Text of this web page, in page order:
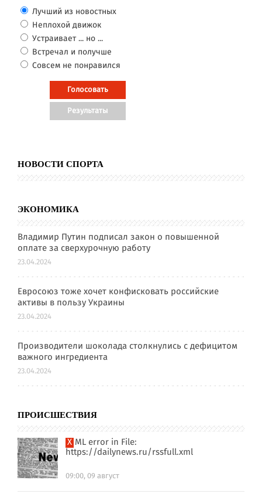
Лучший из новостных
Неплохой движок
Устраивает ... но ...
Встречал и получше
Совсем не понравился
НОВОСТИ СПОРТА
ЭКОНОМИКА
Владимир Путин подписал закон о повышенной
оплате за сверхурочную работу
23.04.2024
Евросоюз тоже хочет конфисковать российские
активы в пользу Украины
23.04.2024
Производители шоколада столкнулись с дефицитом
важного ингредиента
23.04.2024
ПРОИСШЕСТВИЯ
XML error in File:
https://dailynews.ru/rssfull.xml
09:00, 09 август